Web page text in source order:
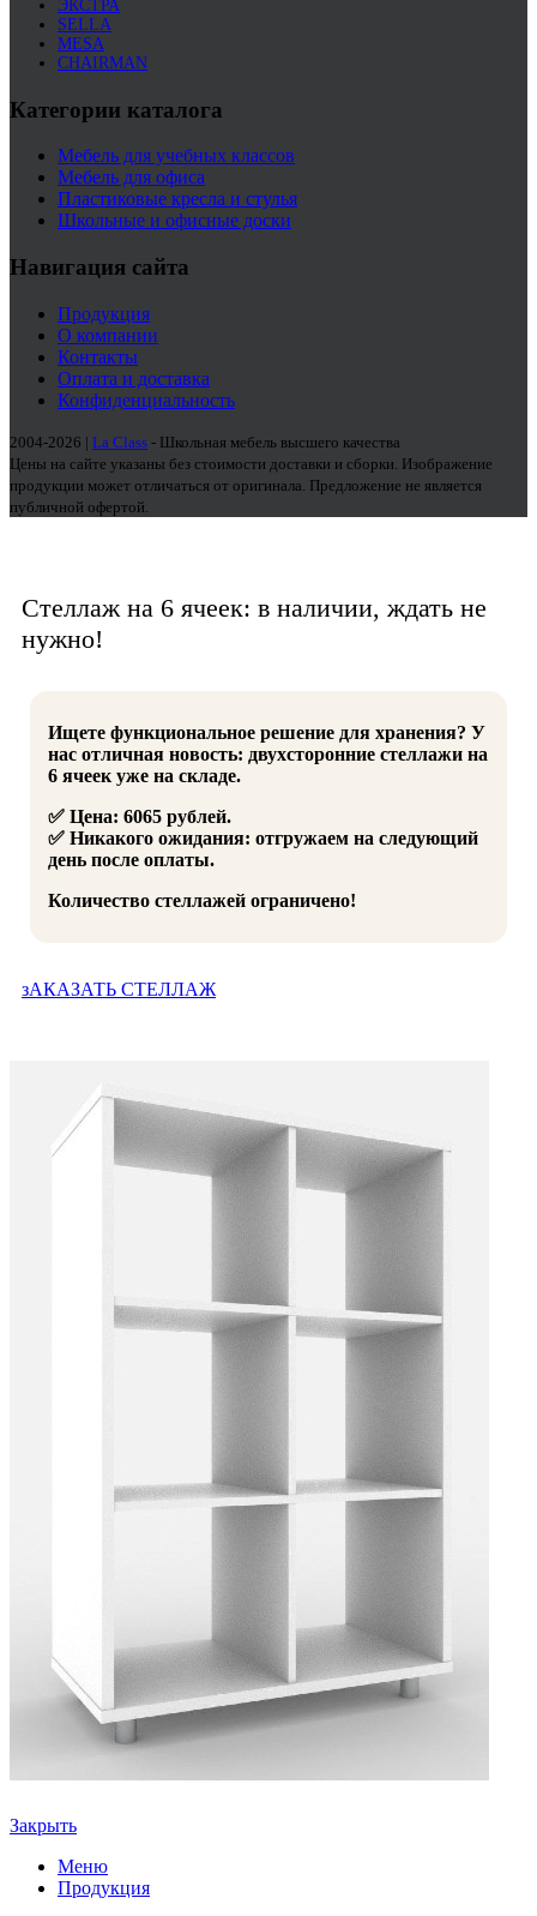
ЭКСТРА
SELLA
MESA
CHAIRMAN
Категории каталога
Мебель для учебных классов
Мебель для офиса
Пластиковые кресла и стулья
Школьные и офисные доски
Навигация сайта
Продукция
О компании
Контакты
Оплата и доставка
Конфиденциальность
2004-2026 | La Class - Школьная мебель высшего качества
Цены на сайте указаны без стоимости доставки и сборки. Изображение
продукции может отличаться от оригинала. Предложение не является
публичной офертой.
Стеллаж на 6 ячеек: в наличии, ждать не
нужно!
Ищете функциональное решение для хранения? У
нас отличная новость: двухсторонние стеллажи на
6 ячеек уже на складе.
✅ Цена: 6065 рублей.
✅ Никакого ожидания: отгружаем на следующий
день после оплаты.
Количество стеллажей ограничено!
зАКАЗАТЬ СТЕЛЛАЖ
Закрыть
Меню
Продукция